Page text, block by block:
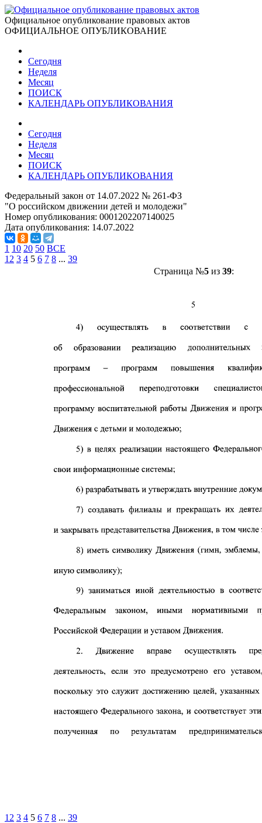
Официальное опубликование правовых актов
ОФИЦИАЛЬНОЕ ОПУБЛИКОВАНИЕ
Сегодня
Неделя
Месяц
ПОИСК
КАЛЕНДАРЬ ОПУБЛИКОВАНИЯ
Сегодня
Неделя
Месяц
ПОИСК
КАЛЕНДАРЬ ОПУБЛИКОВАНИЯ
Федеральный закон от 14.07.2022 № 261-ФЗ
"О российском движении детей и молодежи"
Номер опубликования: 0001202207140025
Дата опубликования: 14.07.2022
1 10 20 50 ВСЕ
1 2 3 4 5 6 7 8 ... 39
Страница №5из 39:
1 2 3 4 5 6 7 8 ... 39